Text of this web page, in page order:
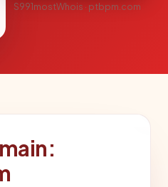
S991mostWhois · ptbpm.com